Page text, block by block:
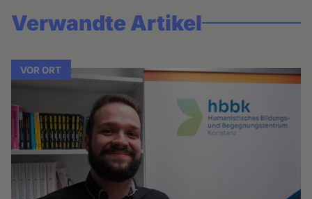
Verwandte Artikel
VOR ORT